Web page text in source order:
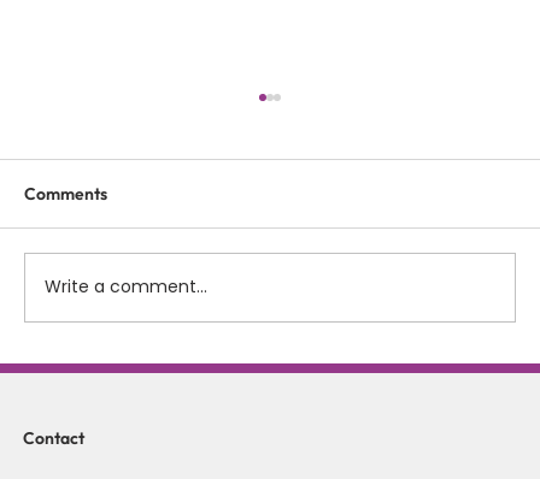
Scolioza la copii: rolul terapiei Schroth in
coloanei
Comments
Write a comment...
Contact